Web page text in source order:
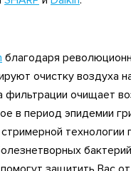
благодаря
очистку воздуха
фильтрации очищает
в период эпидемии
технологии